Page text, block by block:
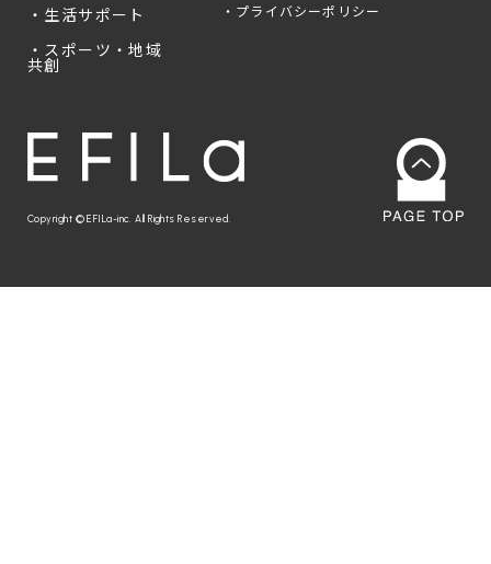
・生活サポート
・スポーツ・地域
共創
・プライバシーポリシー
Copyright © EFILa-inc. All Rights Reserved.